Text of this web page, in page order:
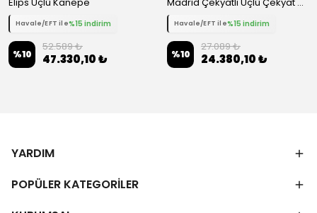
Havale/EFT ile%15 indirim
%10
52.589 ₺
47.330,10 ₺
Havale/EFT ile%15 indirim
%10
27.089 ₺
24.380,10 ₺
YARDIM
POPÜLER KATEGORİLER